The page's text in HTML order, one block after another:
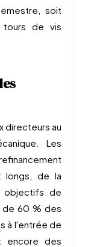
soit
de vis
directeurs au
Les
longs, de la
objectifs de
de 60 % des
à l'entrée de
encore des